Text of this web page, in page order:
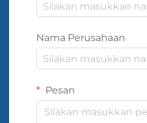
Nama Perusahaan
Pesan